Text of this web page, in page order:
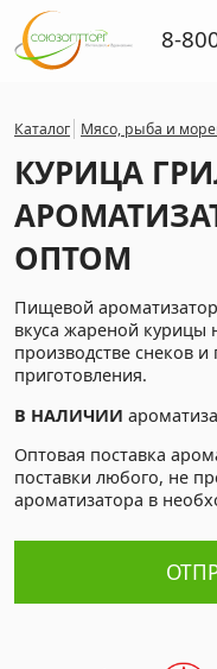
Каталог Мясо, рыба и
КУРИЦА
ОПТОМ
Пищевой
вкуса жареной курицы
производстве снеков
приготовления.
В НАЛИЧИИ
Оптовая поставка
поставки любого, не
ароматизатора в
8-